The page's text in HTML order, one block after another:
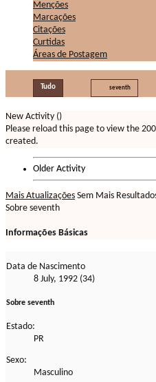
Menções
Marcações
Citações
Curtidas
Áreas de Postagem
Tudo seventh
New Activity ()
Please reload this page to view the
created.
Older Activity
Mais Atualizações Sem Mais
Sobre seventh
Informações Básicas
Data de Nascimento
8 July, 1992 (34)
Sobre seventh
Estado:
PR
Sexo:
Masculino